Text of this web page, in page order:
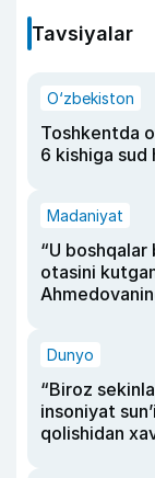
Tavsiyalar
O‘zbekiston
Toshkentda
6 kishiga sud
Madaniyat
“U boshqalar
otasini
Dunyo
“Biroz
insoniyat
qolishidan